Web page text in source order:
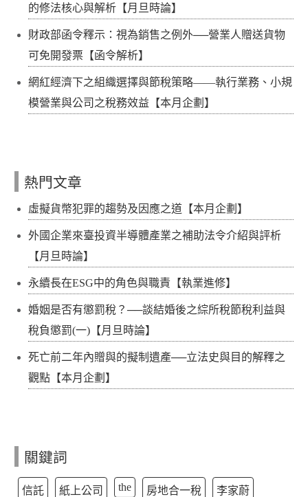
的修法核心與解析【月旦時論】
財政部函令釋示：視為銷售之例外──營業人贈送貨物
可免開發票【函令解析】
網紅經濟下之組織選擇與節稅策略——執行業務、小規
模營業與公司之稅務效益【本月企劃】
熱門文章
虛擬貨幣犯罪的趨勢及因應之道【本月企劃】
外國企業來臺投資半導體產業之補助法令介紹與評析
【月旦時論】
永續長在ESG中的角色與職責【執業進修】
婚姻是否有懲罰稅？──談結婚後之綜所稅節稅利益與
稅負懲罰(一)【月旦時論】
死亡前二年內贈與的擬制遺產──立法史與目的解釋之
觀點【本月企劃】
關鍵詞
信託 紙上公司 the 房地合一稅 李家蔚